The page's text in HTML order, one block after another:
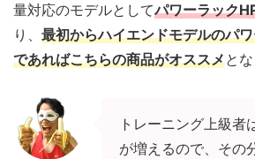
量対応のモデルとしてパワーラック
り、 最初からハイエンドモデルのパ
であればこちらの商品がオススメとな
トレーニング上級者
が増えるので、その